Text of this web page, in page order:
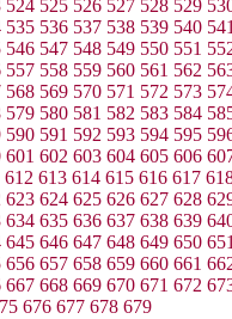
524 525 526 527 528 529
535 536 537 538 539 540
546 547 548 549 550 551
557 558 559 560 561 562
568 569 570 571 572 573
579 580 581 582 583 584
590 591 592 593 594 595
601 602 603 604 605 606
612 613 614 615 616 617
623 624 625 626 627 628
634 635 636 637 638 639
645 646 647 648 649 650
656 657 658 659 660 661
667 668 669 670 671 672
676 677 678 679